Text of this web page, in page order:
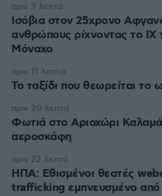
Ισόβια στον 25χρονο
ανθρώπους ρίχνοντας το
Μόναχο
πριν 9 λεπτά
Το ταξίδι που θεωρείται το
πριν 11 λεπτά
Φωτιά στο Αριοχώρι
αεροσκάφη
πριν 20 λεπτά
ΗΠΑ: Εθισμένοι θεατές
trafficking εμπνευσμένο από
πριν 22 λεπτά